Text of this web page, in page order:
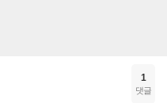
1
댓글